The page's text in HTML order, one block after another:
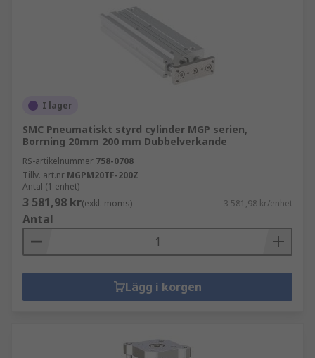
I lager
SMC Pneumatiskt styrd cylinder MGP serien,
Borrning 20mm 200 mm Dubbelverkande
RS-artikelnummer 758-0708
Tillv. art.nr MGPM20TF-200Z
Antal (1 enhet)
3 581,98 kr(exkl. moms) 3 581,98 kr/enhet
Antal
Lägg i korgen